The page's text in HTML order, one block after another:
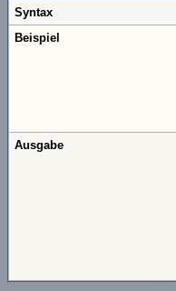
Syntax
Beispiel
Ausgabe